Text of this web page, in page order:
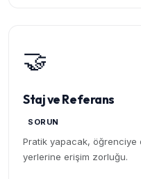
🤝
Staj ve Referans
SORUN
Pratik yapacak,
yerlerine erişim zorluğu.